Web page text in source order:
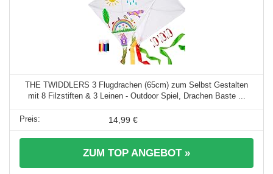
THE TWIDDLERS 3 Flugdrachen (65cm) zum Selbst Gestalten
mit 8 Filzstiften & 3 Leinen - Outdoor Spiel, Drachen Baste ...
14,99 €
ZUM TOP ANGEBOT »